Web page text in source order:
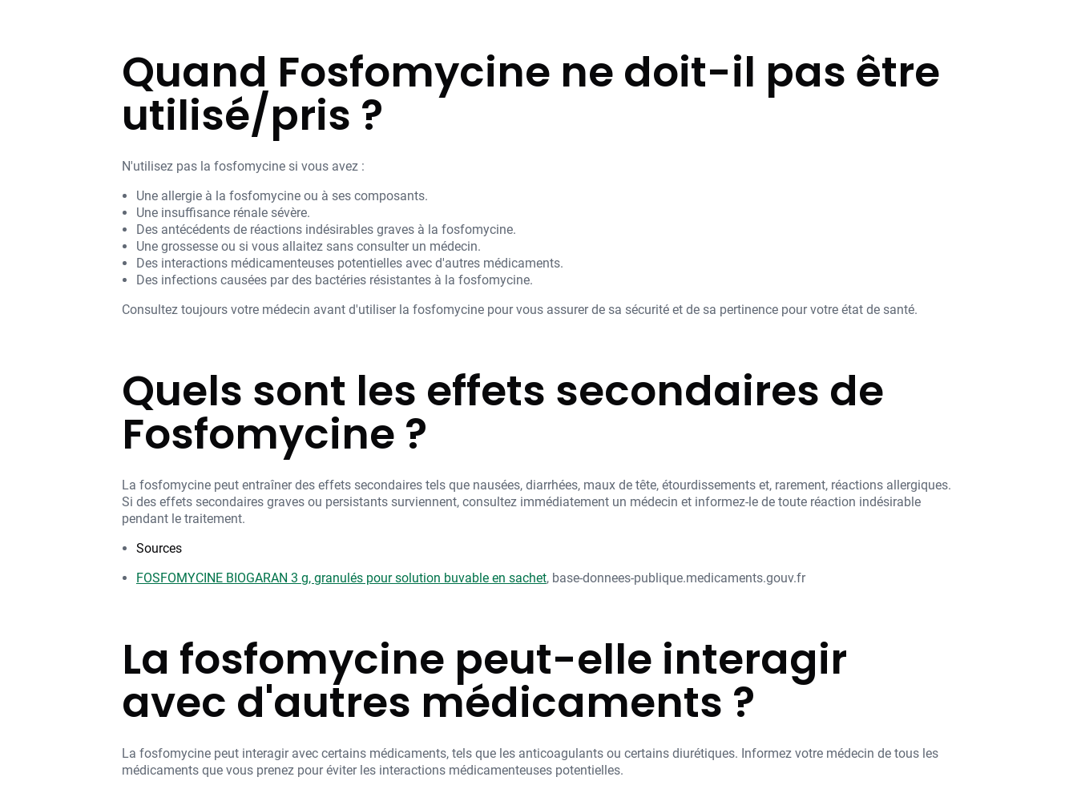
Quand Fosfomycine ne doit-il pas être
utilisé/pris ?
N'utilisez pas la fosfomycine si vous avez :
Une allergie à la fosfomycine ou à ses composants.
Une insuffisance rénale sévère.
Des antécédents de réactions indésirables graves à la fosfomycine.
Une grossesse ou si vous allaitez sans consulter un médecin.
Des interactions médicamenteuses potentielles avec d'autres médicaments.
Des infections causées par des bactéries résistantes à la fosfomycine.
Consultez toujours votre médecin avant d'utiliser la fosfomycine pour vous assurer de sa sécurité et de sa pertinence pour votre état de santé.
Quels sont les effets secondaires de
Fosfomycine ?
La fosfomycine peut entraîner des effets secondaires tels que nausées, diarrhées, maux de tête, étourdissements et, rarement, réactions allergiques.
Si des effets secondaires graves ou persistants surviennent, consultez immédiatement un médecin et informez-le de toute réaction indésirable
pendant le traitement.
Sources
FOSFOMYCINE BIOGARAN 3 g, granulés pour solution buvable en sachet, base-donnees-publique.medicaments.gouv.fr
La fosfomycine peut-elle interagir
avec d'autres médicaments ?
La fosfomycine peut interagir avec certains médicaments, tels que les anticoagulants ou certains diurétiques. Informez votre médecin de tous les
médicaments que vous prenez pour éviter les interactions médicamenteuses potentielles.